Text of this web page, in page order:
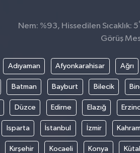
Nem: %93, Hissedilen Sıcaklık: 5
Görüş
Adıyaman Afyonkarahisar Ağrı
Batman Bayburt Bilecik
Düzce Edirne Elazığ
Isparta İstanbul İzmir
Kırşehir Kocaeli Konya